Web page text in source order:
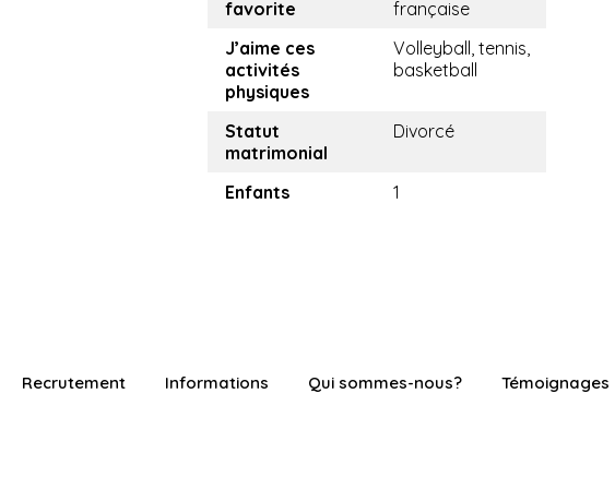
favorite
française
J’aime ces
activités
physiques
Volleyball, tennis,
basketball
Statut
matrimonial
Divorcé
Enfants 1
Recrutement Informations Qui sommes-nous? Témoignages